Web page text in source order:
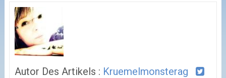
Autor Des Artikels : Kruemelmonsterag